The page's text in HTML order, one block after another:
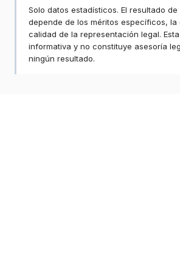
Solo datos estadísticos. El resultado
depende de los méritos específicos, la
calidad de la representación legal.
informativa y no constituye asesoría
ningún resultado.